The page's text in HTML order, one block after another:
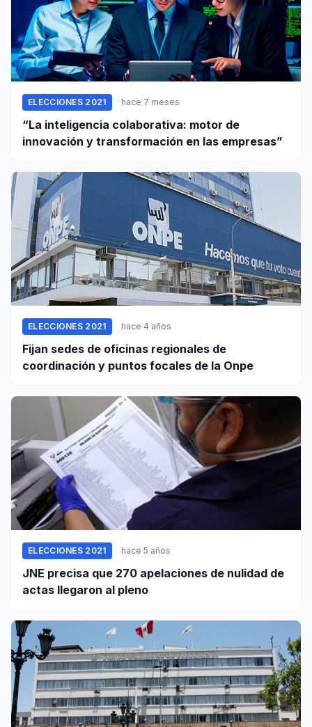
ELECCIONES 2021 hace 7 meses
“La inteligencia colaborativa: motor de
innovación y transformación en las empresas”
ELECCIONES 2021 hace 4 años
Fijan sedes de oficinas regionales de
coordinación y puntos focales de la Onpe
ELECCIONES 2021 hace 5 años
JNE precisa que 270 apelaciones de nulidad de
actas llegaron al pleno